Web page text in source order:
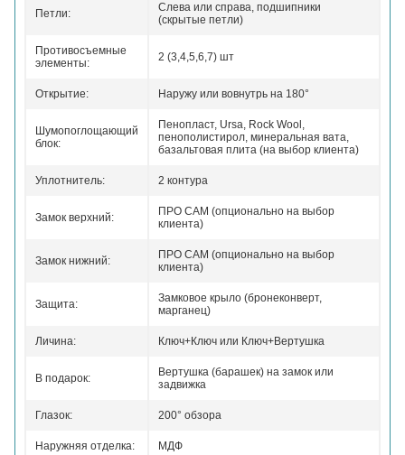
Петли:
Слева или справа, подшипники
(скрытые петли)
Противосъемные
элементы:
2 (3,4,5,6,7) шт
Открытие: Наружу или вовнутрь на 180°
Шумопоглощающий
блок:
Пенопласт, Ursa, Rock Wool,
пенополистирол, минеральная вата,
базальтовая плита (на выбор клиента)
Уплотнитель: 2 контура
Замок верхний:
ПРО САМ (опционально на выбор
клиента)
Замок нижний:
ПРО САМ (опционально на выбор
клиента)
Защита:
Замковое крыло (бронеконверт,
марганец)
Личина: Ключ+Ключ или Ключ+Вертушка
В подарок:
Вертушка (барашек) на замок или
задвижка
Глазок: 200° обзора
Наружняя отделка: МДФ